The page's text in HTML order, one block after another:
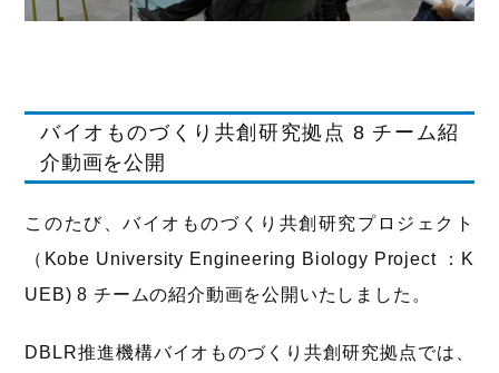
バイオものづくり共創研究拠点 8 チーム紹
介動画を公開
このたび、バイオものづくり共創研究プロジェクト
（Kobe University Engineering Biology Project ：K
UEB) 8 チームの紹介動画を公開いたしました。
DBLR推進機構バイオものづくり共創研究拠点では、